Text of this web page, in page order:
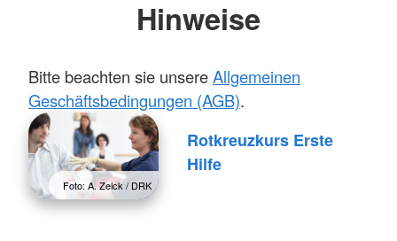
Hinweise
Bitte beachten sie unsereAllgemeinen
Geschäftsbedingungen (AGB).
Foto: A. Zelck / DRK
Rotkreuzkurs Erste
Hilfe